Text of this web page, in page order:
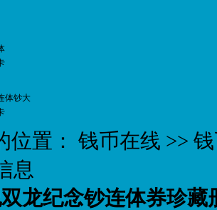
体钞大
位置： 钱币在线 >>
息
龙纪念钞连体券珍藏